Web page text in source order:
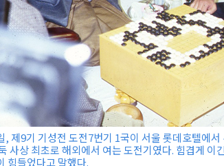
제9기 기성전 도전7번기 1국이 서울 롯데호텔에
사상 최초로 해외에서 여는 도전기였다. 힘겹게 이
힘들었다고 말했다.